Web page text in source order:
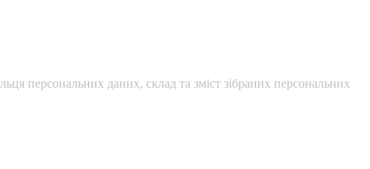
персональних даних, склад та зміст зібраних персональних